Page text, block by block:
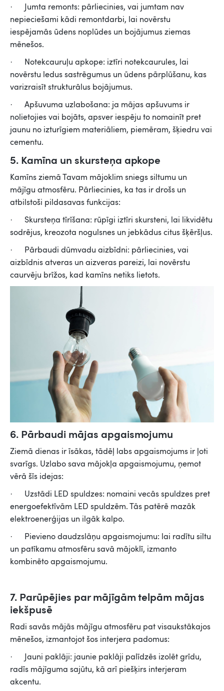
· Jumta remonts: pārliecinies, vai jumtam nav
nepieciešami kādi remontdarbi, lai novērstu
iespējamās ūdens noplūdes un bojājumus ziemas
mēnešos.
· Notekcauruļu apkope: iztīri notekcaurules, lai
novērstu ledus sastrēgumus un ūdens pārplūšanu, kas
varizraisīt strukturālus bojājumus.
· Apšuvuma uzlabošana: ja mājas apšuvums ir
nolietojies vai bojāts, apsver iespēju to nomainīt pret
jaunu no izturīgiem materiāliem, piemēram, šķiedru vai
cementu.
5. Kamīna un skursteņa apkope
Kamīns ziemā Tavam mājoklim sniegs siltumu un
mājīgu atmosfēru. Pārliecinies, ka tas ir drošs un
atbilstoši pildasavas funkcijas:
· Skursteņa tīrīšana: rūpīgi iztīri skursteni, lai likvidētu
sodrējus, kreozota nogulsnes un jebkādus citus šķēršļus.
· Pārbaudi dūmvadu aizbīdni: pārliecinies, vai
aizbīdnis atveras un aizveras pareizi, lai novērstu
caurvēju brīžos, kad kamīns netiks lietots.
6. Pārbaudi mājas apgaismojumu
Ziemā dienas ir īsākas, tādēļ labs apgaismojums ir ļoti
svarīgs. Uzlabo sava mājokļa apgaismojumu, ņemot
vērā šīs idejas:
· Uzstādi LED spuldzes: nomaini vecās spuldzes pret
energoefektīvām LED spuldzēm. Tās patērē mazāk
elektroenerģijas un ilgāk kalpo.
· Pievieno daudzslāņu apgaismojumu: lai radītu siltu
un patīkamu atmosfēru savā mājoklī, izmanto
kombinēto apgaismojumu.
7. Parūpējies par mājīgām telpām mājas
iekšpusē
Radi savās mājās mājīgu atmosfēru pat visaukstākajos
mēnešos, izmantojot šos interjera padomus:
· Jauni paklāji: jaunie paklāji palīdzēs izolēt grīdu,
radīs mājīguma sajūtu, kā arī piešķirs interjeram
akcentu.